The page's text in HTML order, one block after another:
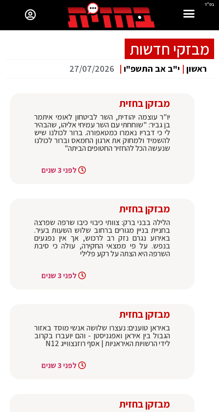
בס"ד
מבזקי חדשות
ראשון | י"ב אב התשפ"ו |
27/07/2026
מבזקן בחזית
יו"ר עוצמה יהודית, השר לביטחון לאומי איתמר
בן גביר: "שוחחתי עם השר עמיחי אליהו, שהבהיר
לי כי דבריו נאמרו כמטאפורה. ברור לכולנו שיש
להשמיד ולמחוק את ארגון החמאס וברור לכולנו
שנעשה הכל להחזיר החטופים הביתה"
לפני 3 שנים
מבזקן בחזית
הלילה בבני ברק: צוותי כיבוי כיבו שרפה שפרצה
בחניית בניין מגורים ברחוב שלוש השעות בעיר.
באירוע נגרם נזק רב לרכוש, אך אין נפגעים
בנפש. על פי ממצאי החקירה, עולה כי סיבת
השרפה היא הצתה על רקע פלילי
לפני 3 שנים
מבזקן בחזית
באיראן טוענים: נעצרו שלושה אנשי מוסד באזור
הגבול בין איראן ואפגניסטן - והם יועברו בקרוב
לידי הרשויות האיראניות | אסף רוזנצווייג N12
לפני 3 שנים
מבזקן בחזית